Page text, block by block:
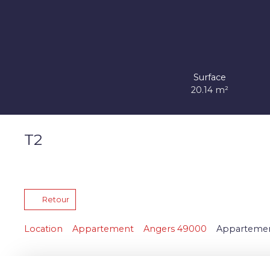
Surface
20.14 m²
T2
Retour
Location Appartement Angers 49000